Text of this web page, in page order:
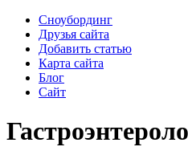
Сноубординг
Друзья сайта
Добавить статью
Карта сайта
Блог
Сайт